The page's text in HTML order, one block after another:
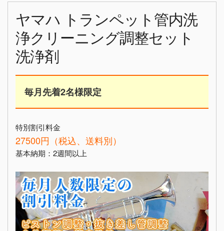
ヤマハ トランペット管内洗
浄クリーニング調整セット
洗浄剤
毎月先着2名様限定
特別割引料金
27500円（税込、送料別）
基本納期：2週間以上